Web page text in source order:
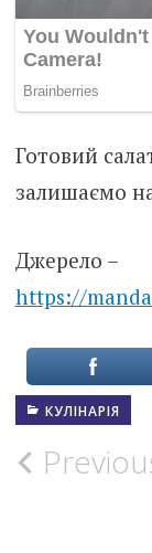
Готовий
залишаємо
Джерело –
https://
КУЛІНАРІЯ
Post